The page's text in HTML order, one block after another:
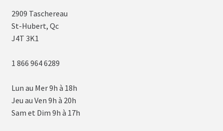
2909 Taschereau
St-Hubert, Qc
J4T 3K1
1 866 964 6289
Lun au Mer 9h à 18h
Jeu au Ven 9h à 20h
Sam et Dim 9h à 17h